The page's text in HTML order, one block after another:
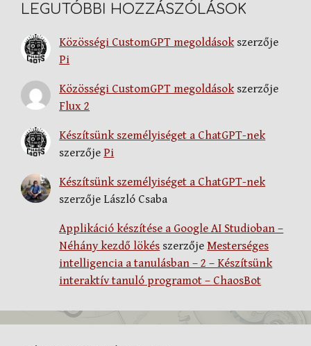
LEGUTÓBBI HOZZÁSZÓLÁSOK
Közösségi CustomGPT megoldásokszerzője
Pi
Közösségi CustomGPT megoldásokszerzője
Flux 2
Készítsünk személyiséget a ChatGPT-nek
szerzője Pi
Készítsünk személyiséget a ChatGPT-nek
szerzője László Csaba
Applikáció készítése a Google AI Studioban –
Néhány kezdő lökés szerzőjeMesterséges
intelligencia a tanulásban – 2 – Készítsünk
interaktív tanuló programot – ChaosBot